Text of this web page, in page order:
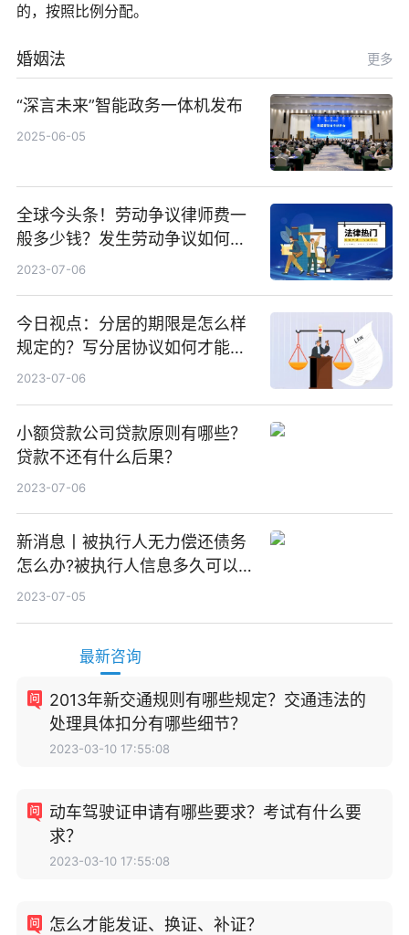
的，按照比例分配。
婚姻法 更多
“深言未来”智能政务一体机发布
2025-06-05
全球今头条！劳动争议律师费一
般多少钱？发生劳动争议如何算
工资？
2023-07-06
今日视点：分居的期限是怎么样
规定的？写分居协议如何才能有
效？
2023-07-06
小额贷款公司贷款原则有哪些？
贷款不还有什么后果？
2023-07-06
新消息丨被执行人无力偿还债务
怎么办?被执行人信息多久可以
消除?
2023-07-05
最新咨询
2013年新交通规则有哪些规定？交通违法的
处理具体扣分有哪些细节？
2023-03-10 17:55:08
动车驾驶证申请有哪些要求？考试有什么要
求？
2023-03-10 17:55:08
怎么才能发证、换证、补证？